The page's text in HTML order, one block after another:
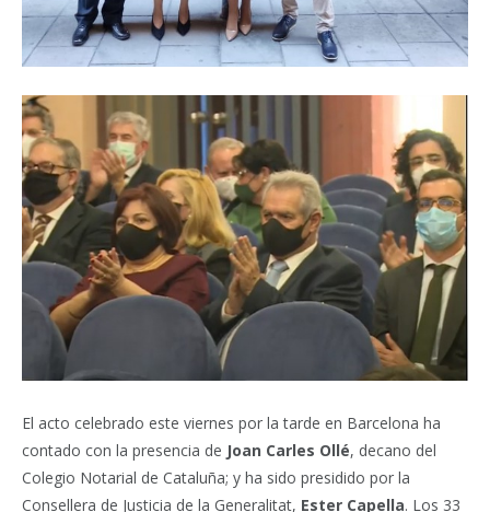
El acto celebrado este viernes por la tarde en Barcelona ha
contado con la presencia de Joan Carles Ollé, decano del
Colegio Notarial de Cataluña; y ha sido presidido por la
Consellera de Justicia de la Generalitat, Ester Capella. Los 33